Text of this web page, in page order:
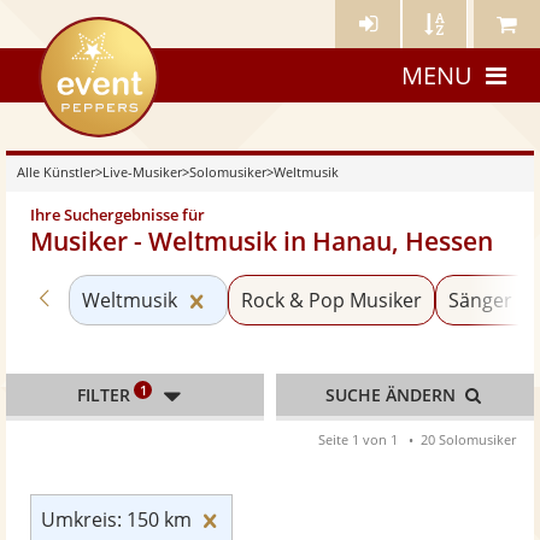
Künstler- Künstler Meine
eventpeppers
MENU
Alle Künstler>Live-Musiker>Solomusiker>Weltmusik
Ihre Suchergebnisse für
Musiker - Weltmusik in Hanau, Hessen
Zurück zu «Solomusiker»
Weltmusik Kategorie «Weltmusik»
Rock & Pop Musiker Sänger
Umkreis: 150 km
FILTER 1 SUCHE ÄNDERN
Seite 1 von 1 20 Solomusiker